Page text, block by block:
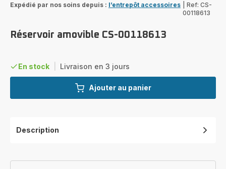
Expédié par nos soins depuis : l’entrepôt accessoires
Ref: CS-
00118613
Réservoir amovible CS-00118613
En stock Livraison en 3 jours
Ajouter au panier
Description